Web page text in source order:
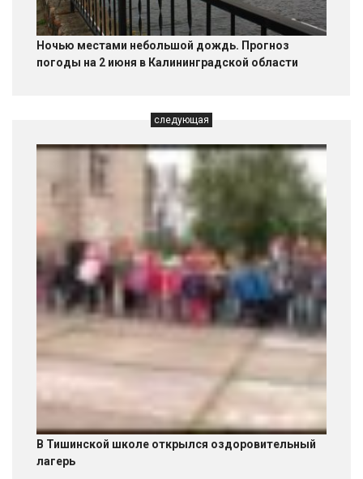
Ночью местами небольшой дождь. Прогноз
погоды на 2 июня в Калининградской области
следующая
В Тишинской школе открылся оздоровительный
лагерь